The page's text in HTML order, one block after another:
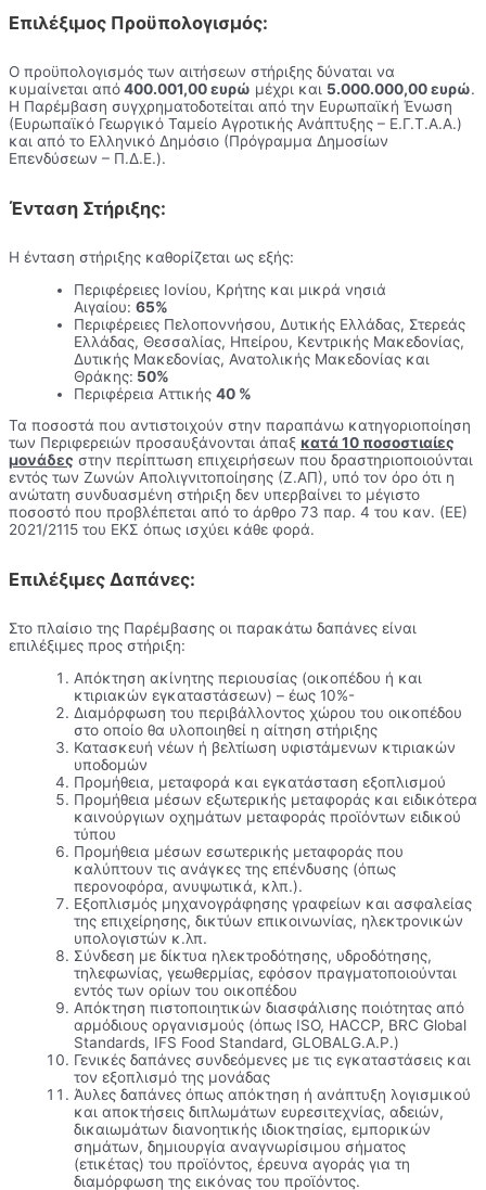
Επιλέξιμος Προϋπολογισμός:
Ο προϋπολογισμός των αιτήσεων στήριξης δύναται να
κυμαίνεται από400.001,00 ευρώ μέχρι και 5.000.000,00 ευρώ.
Η Παρέμβαση συγχρηματοδοτείται από την Ευρωπαϊκή Ένωση
(Ευρωπαϊκό Γεωργικό Ταμείο Αγροτικής Ανάπτυξης – Ε.Γ.Τ.Α.Α.)
και από το Ελληνικό Δημόσιο (Πρόγραμμα Δημοσίων
Επενδύσεων – Π.Δ.Ε.).
Ένταση Στήριξης:
Η ένταση στήριξης καθορίζεται ως εξής:
Περιφέρειες Ιονίου, Κρήτης και μικρά νησιά
Αιγαίου: 65%
Περιφέρειες Πελοποννήσου, Δυτικής Ελλάδας, Στερεάς
Ελλάδας, Θεσσαλίας, Ηπείρου, Κεντρικής Μακεδονίας,
Δυτικής Μακεδονίας, Ανατολικής Μακεδονίας και
Θράκης: 50%
Περιφέρεια Αττικής 40 %
Τα ποσοστά που αντιστοιχούν στην παραπάνω κατηγοριοποίηση
των Περιφερειών προσαυξάνονται άπαξ κατά 10 ποσοστιαίες
μονάδες στην περίπτωση επιχειρήσεων που δραστηριοποιούνται
εντός των Ζωνών Απολιγνιτοποίησης (Ζ.ΑΠ), υπό τον όρο ότι η
ανώτατη συνδυασμένη στήριξη δεν υπερβαίνει το μέγιστο
ποσοστό που προβλέπεται από το άρθρο 73 παρ. 4 του καν. (ΕΕ)
2021/2115 του ΕΚΣ όπως ισχύει κάθε φορά.
Επιλέξιμες Δαπάνες:
Στο πλαίσιο της Παρέμβασης οι παρακάτω δαπάνες είναι
επιλέξιμες προς στήριξη:
Απόκτηση ακίνητης περιουσίας (οικοπέδου ή και
κτιριακών εγκαταστάσεων) – έως 10%-
Διαμόρφωση του περιβάλλοντος χώρου του οικοπέδου
στο οποίο θα υλοποιηθεί η αίτηση στήριξης
Κατασκευή νέων ή βελτίωση υφιστάμενων κτιριακών
υποδομών
Προμήθεια, μεταφορά και εγκατάσταση εξοπλισμού
Προμήθεια μέσων εξωτερικής μεταφοράς και ειδικότερα
καινούργιων οχημάτων μεταφοράς προϊόντων ειδικού
τύπου
Προμήθεια μέσων εσωτερικής μεταφοράς που
καλύπτουν τις ανάγκες της επένδυσης (όπως
περονοφόρα, ανυψωτικά, κλπ.).
Εξοπλισμός μηχανογράφησης γραφείων και ασφαλείας
της επιχείρησης, δικτύων επικοινωνίας, ηλεκτρονικών
υπολογιστών κ.λπ.
Σύνδεση με δίκτυα ηλεκτροδότησης, υδροδότησης,
τηλεφωνίας, γεωθερμίας, εφόσον πραγματοποιούνται
εντός των ορίων του οικοπέδου
Απόκτηση πιστοποιητικών διασφάλισης ποιότητας από
αρμόδιους οργανισμούς (όπως ISO, HACCP, BRC Global
Standards, IFS Food Standard, GLOBALG.A.P.)
Γενικές δαπάνες συνδεόμενες με τις εγκαταστάσεις και
τον εξοπλισμό της μονάδας
Άυλες δαπάνες όπως απόκτηση ή ανάπτυξη λογισμικού
και αποκτήσεις διπλωμάτων ευρεσιτεχνίας, αδειών,
δικαιωμάτων διανοητικής ιδιοκτησίας, εμπορικών
σημάτων, δημιουργία αναγνωρίσιμου σήματος
(ετικέτας) του προϊόντος, έρευνα αγοράς για τη
διαμόρφωση της εικόνας του προϊόντος.